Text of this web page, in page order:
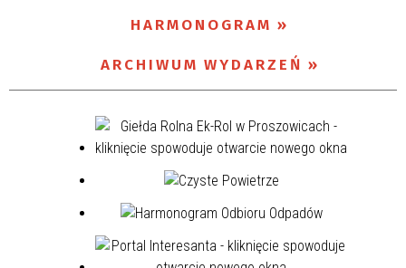
HARMONOGRAM
ARCHIWUM WYDARZEŃ